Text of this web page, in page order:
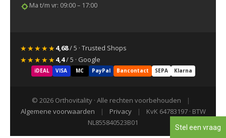
Ma t/m vr: 09:00 – 17:00
★★★★★4,68/ 5 · Trusted Shops
★★★★★4,4/ 5 · Google
iDEAL VISA MC PayPal Bancontact SEPA Klarna
© 2026 Orthovitality · Alle rechten voorbehouden
|
Algemene voorwaarden
| Privacy |
KvK 64783197 · BTW
NL855840523B01
Stel een vraag